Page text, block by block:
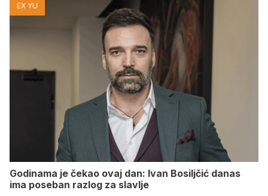
EX YU
Godinama je čekao ovaj dan: Ivan Bosiljčić danas
ima poseban razlog za slavlje